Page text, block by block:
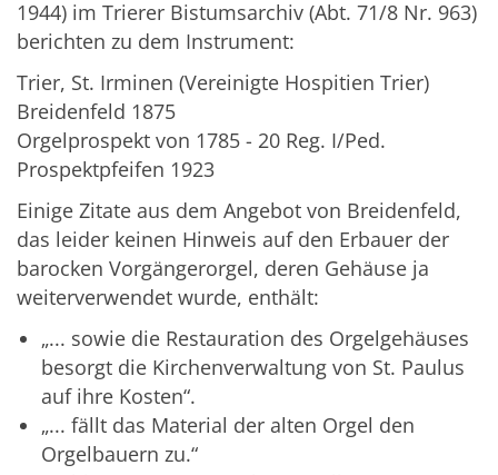
1944) im Trierer Bistumsarchiv (Abt. 71/8 Nr. 963)
berichten zu dem Instrument:
Trier, St. Irminen (Vereinigte Hospitien Trier)
Breidenfeld 1875
Orgelprospekt von 1785 - 20 Reg. I/Ped.
Prospektpfeifen 1923
Einige Zitate aus dem Angebot von Breidenfeld,
das leider keinen Hinweis auf den Erbauer der
barocken Vorgängerorgel, deren Gehäuse ja
weiterverwendet wurde, enthält:
„... sowie die Restauration des Orgelgehäuses
besorgt die Kirchenverwaltung von St. Paulus
auf ihre Kosten“.
„... fällt das Material der alten Orgel den
Orgelbauern zu.“